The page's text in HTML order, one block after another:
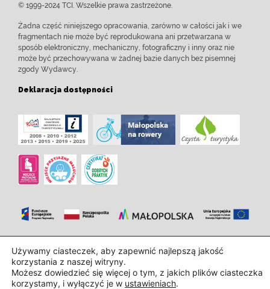
© 1999-2024 TCI. Wszelkie prawa zastrzeżone.
Żadna część niniejszego opracowania, zarówno w całości jak i we
fragmentach nie może być reprodukowana ani przetwarzana w
sposób elektroniczny, mechaniczny, fotograficzny i inny oraz nie
może być przechowywana w żadnej bazie danych bez pisemnej
zgody Wydawcy.
Deklaracja dostępności
Zaprojektowanie i wdrożenie: InTechHouse.com
Używamy ciasteczek, aby zapewnić najlepszą jakość
korzystania z naszej witryny.
Możesz dowiedzieć się więcej o tym, z jakich plików ciasteczka
korzystamy, i wyłączyć je w ustawieniach.